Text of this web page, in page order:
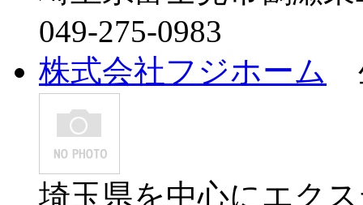
049-275-0983
株式会社フジホーム
埼玉県を中心にエク